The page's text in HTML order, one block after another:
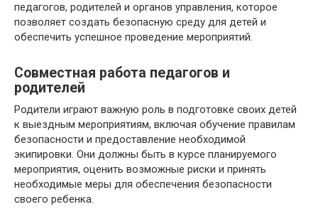
педагогов, родителей и органов управления, которое
позволяет создать безопасную среду для детей и
обеспечить успешное проведение мероприятий.
Совместная работа педагогов и
родителей
Родители играют важную роль в подготовке своих детей
к выездным мероприятиям, включая обучение правилам
безопасности и предоставление необходимой
экипировки. Они должны быть в курсе планируемого
мероприятия, оценить возможные риски и принять
необходимые меры для обеспечения безопасности
своего ребенка.